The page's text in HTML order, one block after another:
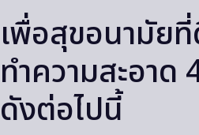
เพื่อสุขอนามัย
ทำความสะอาด
ดังต่อไปนี้